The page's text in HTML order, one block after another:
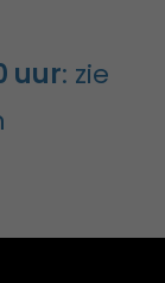
uur: zie